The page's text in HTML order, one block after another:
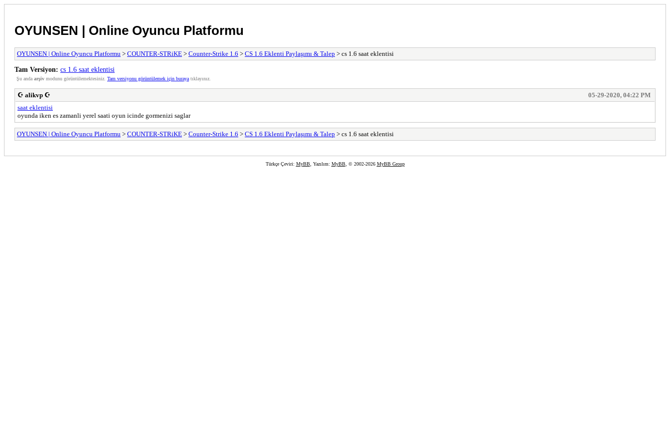
OYUNSEN | Online Oyuncu Platformu
OYUNSEN | Online Oyuncu Platformu > COUNTER-STRiKE > Counter-Strike 1.6 > CS 1.6 Eklenti Paylaşımı & Talep > cs 1.6 saat eklentisi
Tam Versiyon: cs 1.6 saat eklentisi
Şu anda arşiv modunu görüntülemektesiniz. Tam versiyonu görüntülemek için buraya tıklayınız.
☪ alikvp ☪
05-29-2020, 04:22 PM
saat eklentisi
oyunda iken es zamanli yerel saati oyun icinde gormenizi saglar
OYUNSEN | Online Oyuncu Platformu > COUNTER-STRiKE > Counter-Strike 1.6 > CS 1.6 Eklenti Paylaşımı & Talep > cs 1.6 saat eklentisi
Türkçe Çeviri: MyBB, Yazılım: MyBB, © 2002-2026 MyBB Group